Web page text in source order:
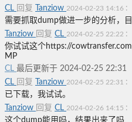
CL 回复 Tanziow 2024-02-23 14:16 :
需要抓取dump做进一步的分析，
Tanziow 回复 CL 2024-02-25 22:22 :
你试试这个https://
MP
CL 最后更新于 2024-02-25 22:31
CL 回复 Tanziow 2024-02-25 22:31 :
已下载，我试试。
Tanziow 回复 CL 2024-02-26 14:15 :